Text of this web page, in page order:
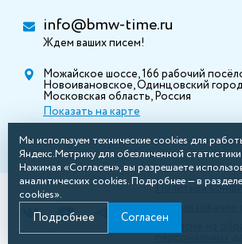
info@bmw-time.ru
Ждем ваших писем!
Можайское шоссе, 166 рабочий
Новоивановское, Одинцовский
Московская область, Россия
Показать на карте
Политика
Использование
персональных
Мы используем технические cookies для
Яндекс.Метрику для обезличенной
Нажимая «Согласен», вы разрешаете
аналитических cookies. Подробнее — в
cookies».
Подробнее Согласен